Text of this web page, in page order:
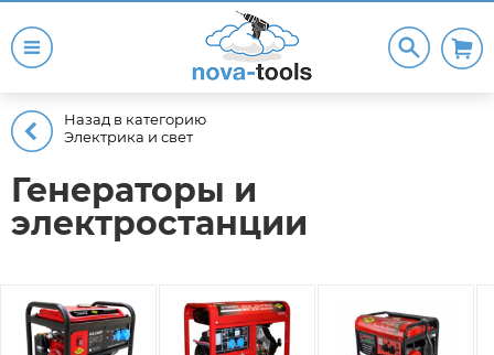
Назад в категорию
Электрика и свет
Генераторы и
электростанции